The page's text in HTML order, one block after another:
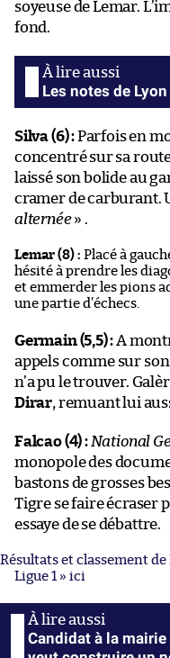
soyeuse de Lemar.
fond.
Les notes de Lyon
Silva (6) :Parfois en
concentré sur sa
laissé son bolide au
cramer de carburant.
alternée» .
Lemar (8) : Placé à
hésité à prendre les
et emmerder les pions
une partie d’échecs.
Germain (5,5) :A
appels comme sur
n’a pu le trouver.
Dirar, remuant lui
Falcao (4) : National
monopole des
bastons de grosses
Tigre se faire écraser
essaye de se débattre.
Résultats et classement de
Ligue 1 » ici
Candidat à la